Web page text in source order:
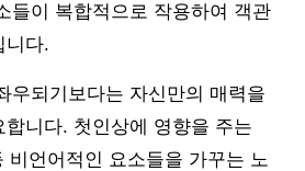
들이 복합적으로 작용하여 객관
니다.
우되기보다는 자신만의 매력을
니다. 첫인상에 영향을 주는
비언어적인 요소들을 가꾸는 노